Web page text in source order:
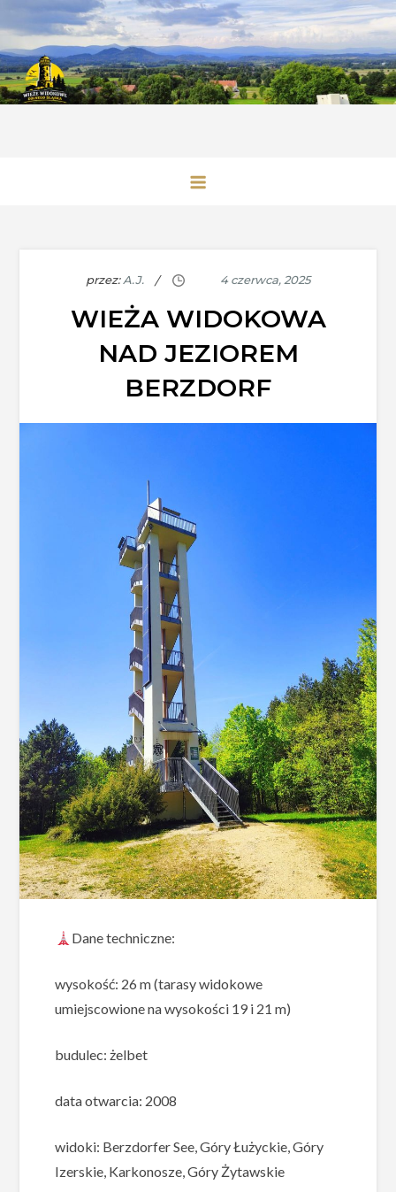
to
content
przez:A.J.
WIEŻA WIDOKOWA
NAD JEZIOREM
BERZDORF
Dane techniczne:
wysokość: 26 m (tarasy widokowe
umiejscowione na wysokości 19 i 21 m)
budulec: żelbet
data otwarcia: 2008
widoki: Berzdorfer See, Góry Łużyckie, Góry
Izerskie, Karkonosze, Góry Żytawskie